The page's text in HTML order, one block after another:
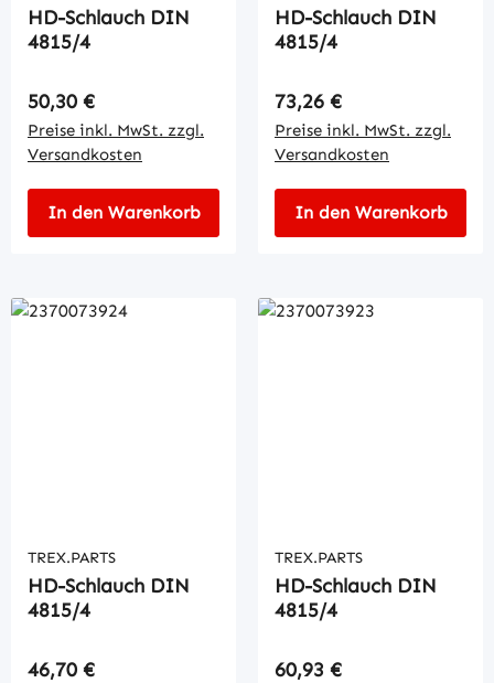
HD-Schlauch DIN
4815/4
Regulärer Preis:
50,30 €
Preise inkl. MwSt. zzgl.
Versandkosten
In den Warenkorb
HD-Schlauch DIN
4815/4
Regulärer Preis:
73,26 €
Preise inkl. MwSt. zzgl.
Versandkosten
In den Warenkorb
TREX.PARTS
HD-Schlauch DIN
4815/4
Regulärer Preis:
46,70 €
TREX.PARTS
HD-Schlauch DIN
4815/4
Regulärer Preis:
60,93 €